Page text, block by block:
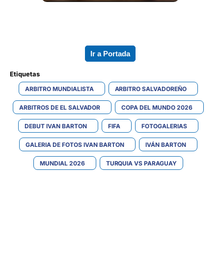
Ir a Portada
Etiquetas
ARBITRO MUNDIALISTA ARBITRO SALVADOREÑO
ARBITROS DE EL SALVADOR COPA DEL MUNDO 2026
DEBUT IVAN BARTON FIFA FOTOGALERIAS
GALERIA DE FOTOS IVAN BARTON IVÁN BARTON
MUNDIAL 2026 TURQUIA VS PARAGUAY